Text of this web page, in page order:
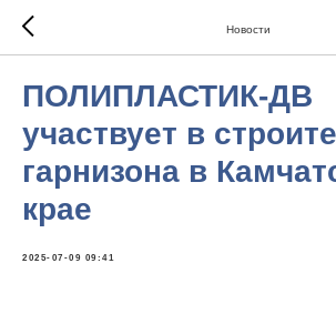
Новости
ПОЛИПЛАСТИК-ДВ
участвует в
гарнизона в
крае
2025-07-09 09:41